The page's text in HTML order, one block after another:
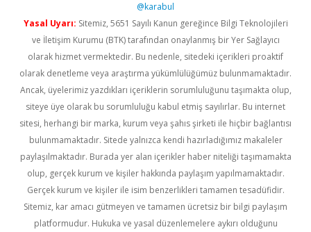
@karabul
Yasal Uyarı: Sitemiz, 5651 Sayılı Kanun gereğince Bilgi Teknolojileri
ve İletişim Kurumu (BTK) tarafından onaylanmış bir Yer Sağlayıcı
olarak hizmet vermektedir. Bu nedenle, sitedeki içerikleri proaktif
olarak denetleme veya araştırma yükümlülüğümüz bulunmamaktadır.
Ancak, üyelerimiz yazdıkları içeriklerin sorumluluğunu taşımakta olup,
siteye üye olarak bu sorumluluğu kabul etmiş sayılırlar. Bu internet
sitesi, herhangi bir marka, kurum veya şahıs şirketi ile hiçbir bağlantısı
bulunmamaktadır. Sitede yalnızca kendi hazırladığımız makaleler
paylaşılmaktadır. Burada yer alan içerikler haber niteliği taşımamakta
olup, gerçek kurum ve kişiler hakkında paylaşım yapılmamaktadır.
Gerçek kurum ve kişiler ile isim benzerlikleri tamamen tesadüfidir.
Sitemiz, kar amacı gütmeyen ve tamamen ücretsiz bir bilgi paylaşım
platformudur. Hukuka ve yasal düzenlemelere aykırı olduğunu